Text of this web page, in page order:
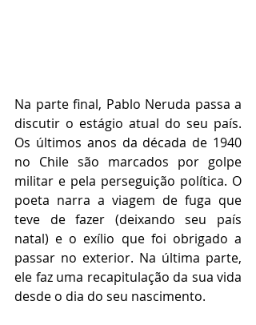
Na parte final, Pablo Neruda passa a
discutir o estágio atual do seu país.
Os últimos anos da década de 1940
no Chile são marcados por golpe
militar e pela perseguição política. O
poeta narra a viagem de fuga que
teve de fazer (deixando seu país
natal) e o exílio que foi obrigado a
passar no exterior. Na última parte,
ele faz uma recapitulação da sua vida
desde o dia do seu nascimento.